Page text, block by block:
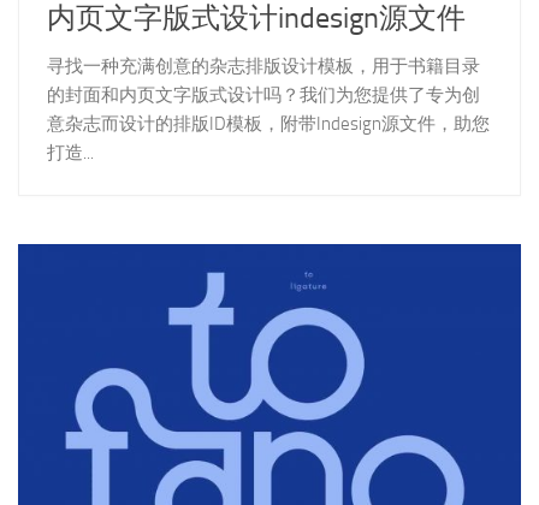
内页文字版式设计indesign源文件
寻找一种充满创意的杂志排版设计模板，用于书籍目录
的封面和内页文字版式设计吗？我们为您提供了专为创
意杂志而设计的排版ID模板，附带Indesign源文件，助您
打造...